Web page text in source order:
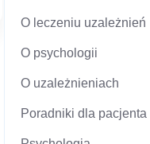
O leczeniu uzależnień
O psychologii
O uzależnieniach
Poradniki dla pacjenta